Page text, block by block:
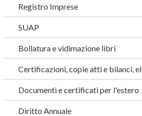
Registro Imprese
SUAP
Bollatura e vidimazione libri
Certificazioni, copie atti e bilanci,
Documenti e certificati per l'estero
Diritto Annuale